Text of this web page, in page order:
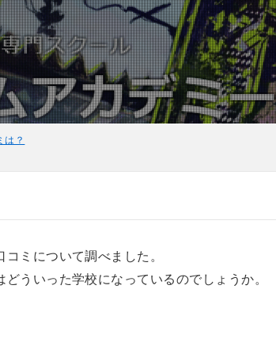
は？
ミについて調べました。
ういった学校になっているのでしょうか。